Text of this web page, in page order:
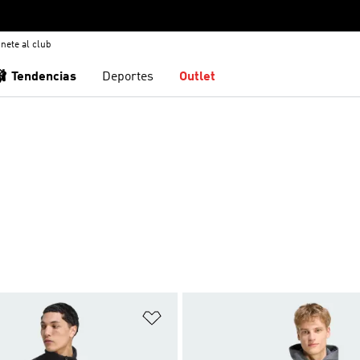
al club
Tendencias Deportes Outlet
de deseos Añadir a la lista de deseos